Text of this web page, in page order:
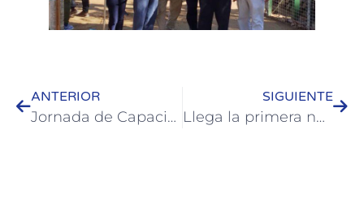
ANTERIOR
Jornada de Capacitación sobre Prevención, Atención y Posvención del Suicidio
SIGUIENTE
Llega la primera noche de Stand Up a Colón